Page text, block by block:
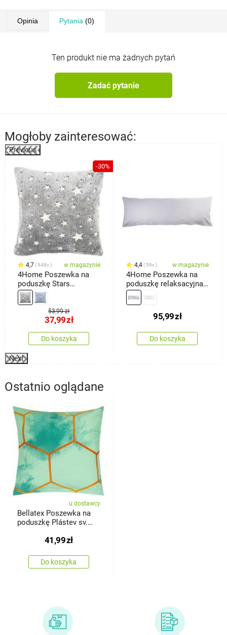
Opinia Pytania (0)
Ten produkt nie ma żadnych pytań
Zadać pytanie
Mogłoby zainteresować:
Previous
-30%
4,7 948x w magazynie
4Home Poszewka na
poduszkę Stars
świecąca szary, 40 x 40
cm
53,99 zł
37,99zł
Do koszyka
4,4 59x w magazynie
4Home Poszewka na
poduszkę relaksacyjna
Mąż zastępczy,
jasnoszara, 55 x 180 cm
95,99zł
Do koszyka
Next
Ostatnio oglądane
u dostawcy
Bellatex Poszewka na
poduszkę Plástev sv.
41,99zł
Do koszyka